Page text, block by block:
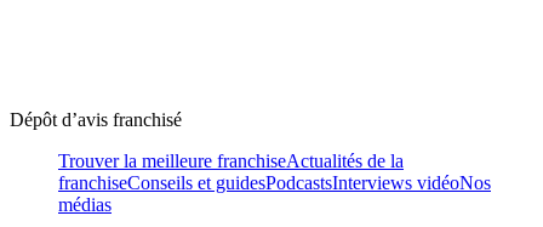
Dépôt d’avis franchisé
Trouver la meilleure franchiseActualités de la
franchiseConseils et guidesPodcastsInterviews vidéoNos
médias